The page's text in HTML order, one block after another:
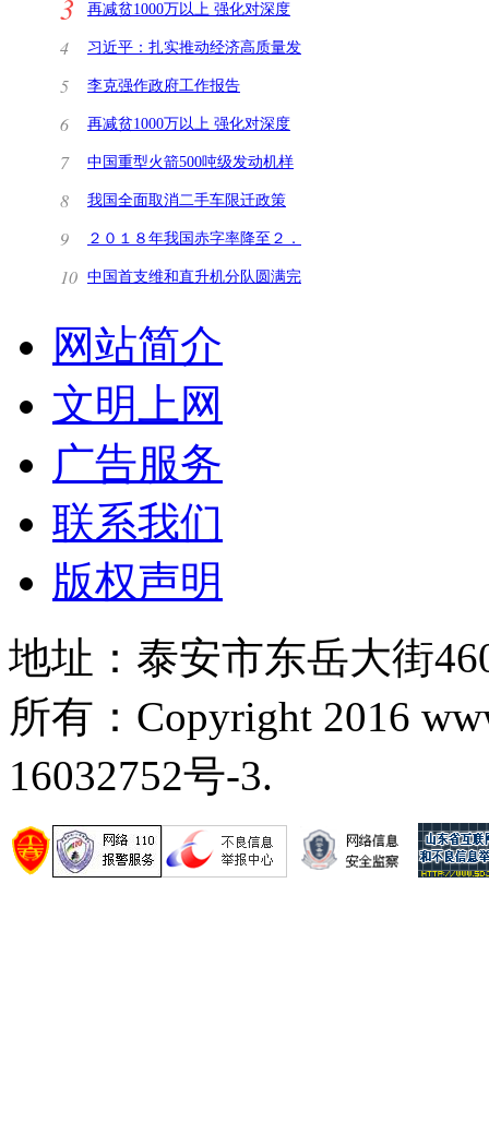
批全国学雷锋活
3
再减贫1000万以上 强化对深度
贫困地区支持
4
习近平：扎实推动经济高质量发
展扎实推进脱贫
5 李克强作政府工作报告
6
再减贫1000万以上 强化对深度
贫困地区支持
7
中国重型火箭500吨级发动机样
机将于年内问世
8 我国全面取消二手车限迁政策
9
２０１８年我国赤字率降至２．
６％ 积极财政政
10 中国首支维和直升机分队圆满完
网站简介
文明上网
广告服务
联系我们
版权声明
地址：泰安市东岳大街
所有：Copyright 2016
16032752号-3.